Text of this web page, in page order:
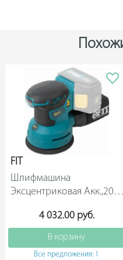
Для удобного
аккумулятора.
Благодаря плоской
расстояние до
позволяет уверенно
положении.
FIT
Шлифмашина
Эксцентриковая Акк.,20
125 мм, липучка, коробка
4 032.00 руб.
В корзину
Все предложения: 1